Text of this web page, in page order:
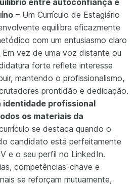
– Um Currículo de Estagiário
equilibra eficazmente
com um entusiasmo claro
vez de uma voz distante ou
forte reflete interesse
mantendo o profissionalismo,
prontidão e dedicação.
identidade profissional
os materiais da
se destaca quando o
candidato está perfeitamente
e o seu perfil no LinkedIn.
competências-chave e
se reforçam mutuamente,